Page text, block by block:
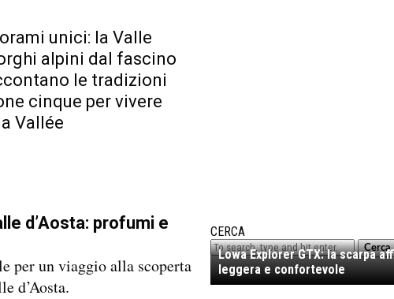
unici: la Valle
alpini dal fascino
le tradizioni
cinque per vivere
Vallée
d’Aosta: profumi e
per un viaggio alla scoperta
d’Aosta.
CERCA
Cerca
Lowa Explorer GTX: la scarpa
leggera e confortevole